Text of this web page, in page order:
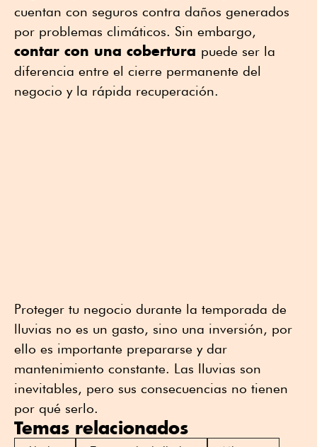
cuentan con seguros contra daños generados
por problemas climáticos. Sin embargo,
contar con una cobertura puede ser la
diferencia entre el cierre permanente del
negocio y la rápida recuperación.
Proteger tu negocio durante la temporada de
lluvias no es un gasto, sino una inversión, por
ello es importante prepararse y dar
mantenimiento constante. Las lluvias son
inevitables, pero sus consecuencias no tienen
por qué serlo.
Temas relacionados